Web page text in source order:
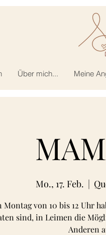
Über mich... Meine
Mo., 17. Feb.
  |
Montag von 10 bis 12 Uhr
sind, in Leimen die
Anderen